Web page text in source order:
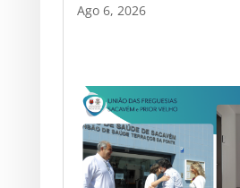
Ago 6, 2026